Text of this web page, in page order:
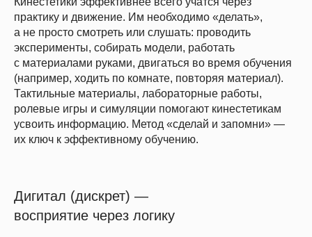
практику и движение. Им необходимо «делать»,
а не просто смотреть или слушать: проводить
эксперименты, собирать модели, работать
с материалами руками, двигаться во время обучения
(например, ходить по комнате, повторяя материал).
Тактильные материалы, лабораторные работы,
ролевые игры и симуляции помогают кинестетикам
усвоить информацию. Метод «сделай и запомни» —
их ключ к эффективному обучению.
Дигитал (дискрет) —
восприятие через логику